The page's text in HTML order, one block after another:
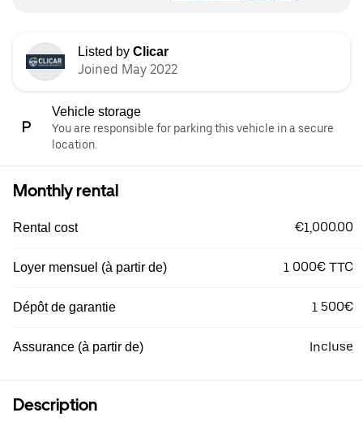
Listed by Clicar
Joined May 2022
Vehicle storage
You are responsible for parking this vehicle in a secure
location.
Monthly rental
Rental cost €1,000.00
Loyer mensuel (à partir de) 1 000€ TTC
Dépôt de garantie 1 500€
Assurance (à partir de) Incluse
Description